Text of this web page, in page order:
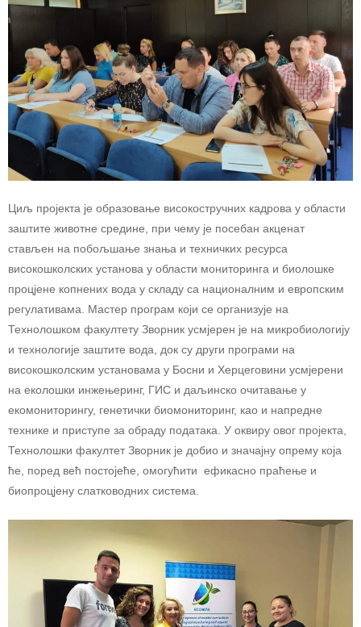
Циљ пројекта је образовање високостручних кадрова у области
заштите животне средине, при чему је посебан акценат
стављен на побољшање знања и техничких ресурса
високошколских установа у области мониторинга и биолошке
процјене копнених вода у складу са националним и европским
регулативама. Мастер програм који се организује на
Технолошком факултету Зворник усмјерен је на микробиологију
и технологије заштите вода, док су други програми на
високошколским установама у Босни и Херцеговини усмјерени
на еколошки инжењеринг, ГИС и даљинско очитавање у
екомониторингу, генетички биомониторинг, као и напредне
технике и приступе за обраду података. У оквиру овог пројекта,
Технолошки факултет Зворник је добио и значајну опрему која
ће, поред већ постојеће, омогућити ефикасно праћење и
биопроцјену слатководних система.